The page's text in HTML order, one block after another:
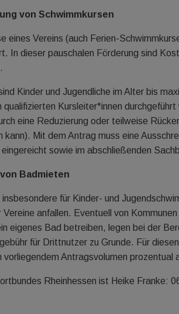
von Schwimmkursen
eines Vereins (auch Ferien-
In dieser pauschalen Förderung sind
Kinder und Jugendliche im Alter bis
qualifizierten Kursleiter*innen
eine Reduzierung oder teilweise
kann). Mit dem Antrag muss eine
sowie im abschließenden
Badmieten
für Kinder- und
Vereine anfallen. Eventuell von
eigenes Bad betreiben, legen bei der
für Drittnutzer zu Grunde. Für
vorliegendem Antragsvolumen
Rheinhessen ist Heike Franke: